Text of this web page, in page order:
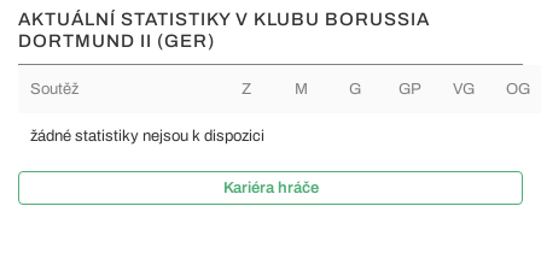
AKTUÁLNÍ STATISTIKY V KLUBU BORUSSIA
DORTMUND II (GER)
Soutěž Z M G GP VG OG
žádné statistiky nejsou k dispozici
Kariéra hráče